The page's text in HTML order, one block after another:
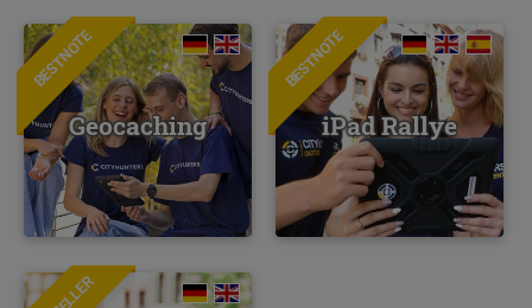
BESTNOTE
Geocaching
BESTNOTE
iPad Rallye